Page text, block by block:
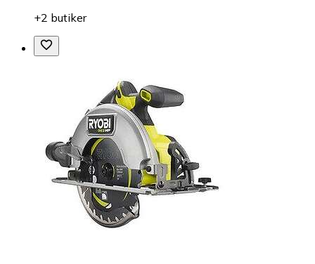
+2 butiker